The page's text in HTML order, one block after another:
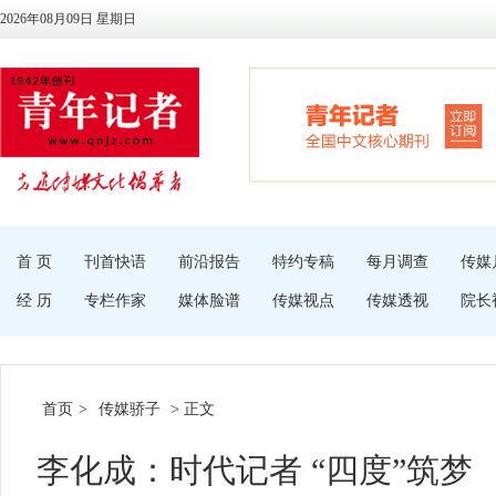
2026年08月09日 星期日
首 页 刊首快语 前沿报告 特约专稿 每月调查 传媒
经 历 专栏作家 媒体脸谱 传媒视点 传媒透视 院长
首页 > 传媒骄子 > 正文
李化成：时代记者 “四度”筑梦